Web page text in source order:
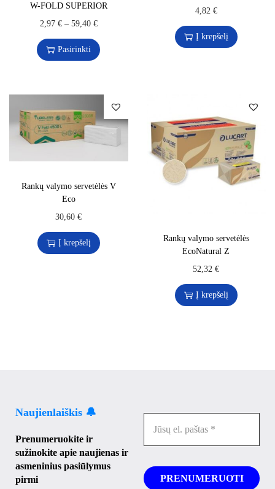
W-FOLD SUPERIOR
2,97 €– 59,40 €
Pasirinkti
4,82 €
Į krepšelį
Rankų valymo servetėlės V
Eco
30,60€
Į krepšelį
Rankų valymo servetėlės
EcoNatural Z
52,32€
Į krepšelį
Naujienlaiškis 🔔
Prenumeruokite ir
sužinokite apie naujienas ir
asmeninius pasiūlymus
pirmi